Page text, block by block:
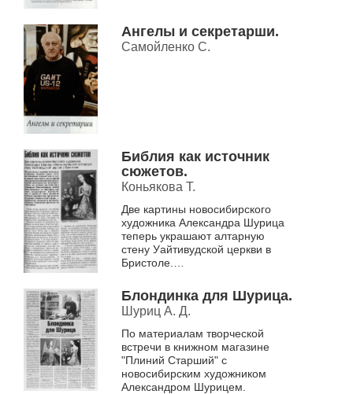
Ангелы и секретарши.
Самойленко С.
Библия как источник
сюжетов.
Коньякова Т.
Две картины новосибирского
художника Александра Шурица
теперь украшают алтарную
стену Уайтивудской церкви в
Бристоле.
"Мария из Назарета", купленных
для...
Блондинка для Шурица.
Шуриц А. Д.
По материалам творческой
встречи в книжном магазине
"Плиний Старший" с
новосибирским художником
Александром Шурицем.